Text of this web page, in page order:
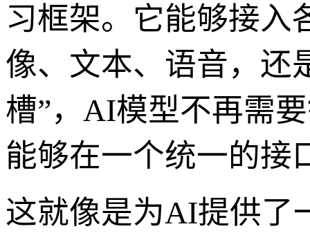
习框架。它能够接入
像、文本、语音，还
槽”，AI模型不再需
能够在一个统一的接
这就像是为AI提供了